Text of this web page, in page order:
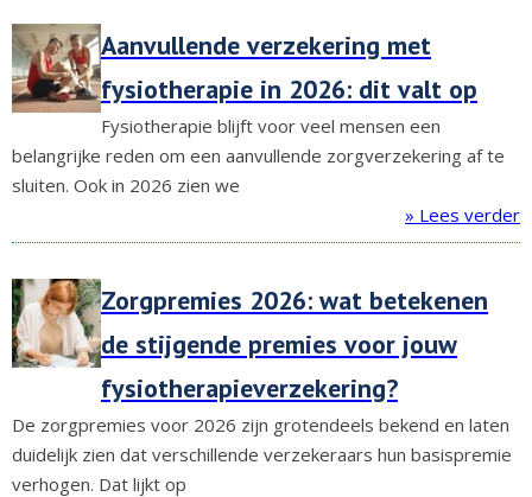
Aanvullende verzekering met
fysiotherapie in 2026: dit valt op
Fysiotherapie blijft voor veel mensen een
belangrijke reden om een aanvullende zorgverzekering af te
sluiten. Ook in 2026 zien we
» Lees verder
Zorgpremies 2026: wat betekenen
de stijgende premies voor jouw
fysiotherapieverzekering?
De zorgpremies voor 2026 zijn grotendeels bekend en laten
duidelijk zien dat verschillende verzekeraars hun basispremie
verhogen. Dat lijkt op